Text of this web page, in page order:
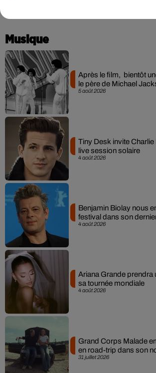
Musique
5 août 2026
Après le film, bientôt
le père de Michael
4 août 2026
Tiny Desk invite Charlie
live session solaire
4 août 2026
Benjamin Biolay nous
festival dans son
4 août 2026
Ariana Grande prendra
sa tournée mondiale
31 juillet 2026
Grand Corps Malade
en road-trip dans son